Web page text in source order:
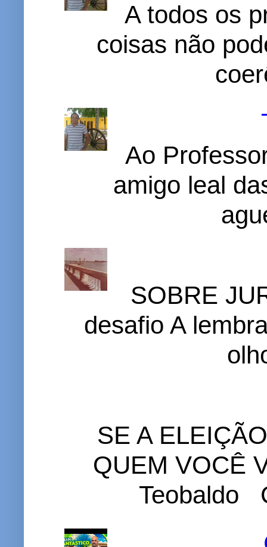
A todos os
coisas não
Ao
amigo leal
SOBRE
desafio A
SE A
QUEM VOCÊ
Teobaldo